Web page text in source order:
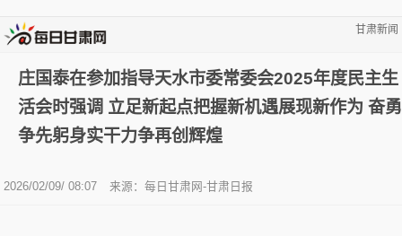
甘肃新闻
庄国泰在参加指导天水市委常委会2025年度民主生
活会时强调 立足新起点把握新机遇展现新作为 奋勇
争先躬身实干力争再创辉煌
2026/02/09/ 08:07 来源：每日甘肃网-甘肃日报